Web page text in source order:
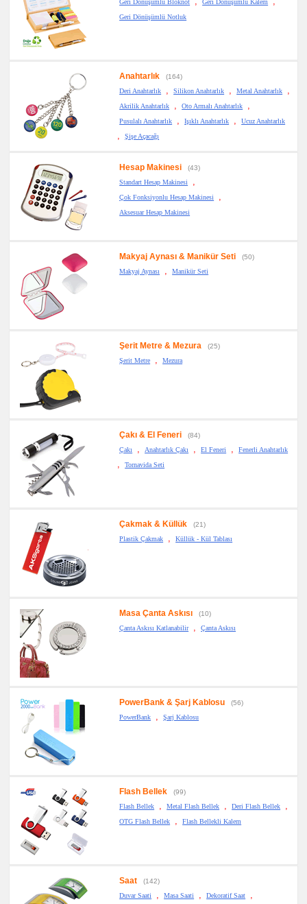
Geri Dönüşümlü Bloknot Geri Dönüşümlü Kalem
Geri Dönüşümlü Notluk
Anahtarlık
(164)
Deri Anahtarlık
, Silikon Anahtarlık , Metal Anahtarlık ,
Akrilik Anahtarlık , Oto Armalı Anahtarlık ,
Pusulalı Anahtarlık , Işıklı Anahtarlık , Ucuz Anahtarlık
, Şişe Açacağı
Hesap Makinesi
(43)
Standart Hesap Makinesi
,
Çok Fonksiyonlu Hesap Makinesi ,
Aksesuar Hesap Makinesi
Makyaj Aynası & Manikür Seti
(50)
Makyaj Aynası
, Manikür Seti
Şerit Metre & Mezura
(25)
Şerit Metre
, Mezura
Çakı & El Feneri
(84)
Çakı
, Anahtarlık Çakı , El Feneri , Fenerli Anahtarlık
, Tornavida Seti
Çakmak & Küllük
(21)
Plastik Çakmak
, Küllük - Kül Tablası
Masa Çanta Askısı
(10)
Çanta Askısı Katlanabilir
, Çanta Askısı
PowerBank & Şarj Kablosu
(56)
PowerBank
, Şarj Kablosu
Flash Bellek
(99)
Flash Bellek
, Metal Flash Bellek , Deri Flash Bellek ,
OTG Flash Bellek , Flash Bellekli Kalem
Saat
(142)
Duvar Saati
, Masa Saati , Dekoratif Saat ,